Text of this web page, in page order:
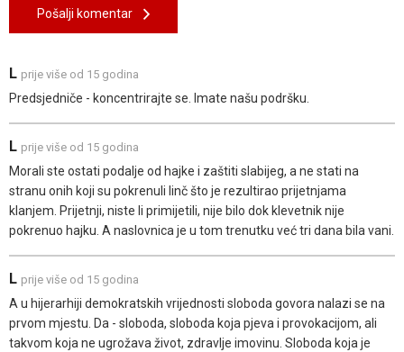
Pošalji komentar
L prije više od 15 godina
Predsjedniče - koncentrirajte se. Imate našu podršku.
L prije više od 15 godina
Morali ste ostati podalje od hajke i zaštiti slabijeg, a ne stati na
stranu onih koji su pokrenuli linč što je rezultirao prijetnjama
klanjem. Prijetnji, niste li primijetili, nije bilo dok klevetnik nije
pokrenuo hajku. A naslovnica je u tom trenutku već tri dana bila vani.
L prije više od 15 godina
A u hijerarhiji demokratskih vrijednosti sloboda govora nalazi se na
prvom mjestu. Da - sloboda, sloboda koja pjeva i provokacijom, ali
takvom koja ne ugrožava život, zdravlje imovinu. Sloboda koja je